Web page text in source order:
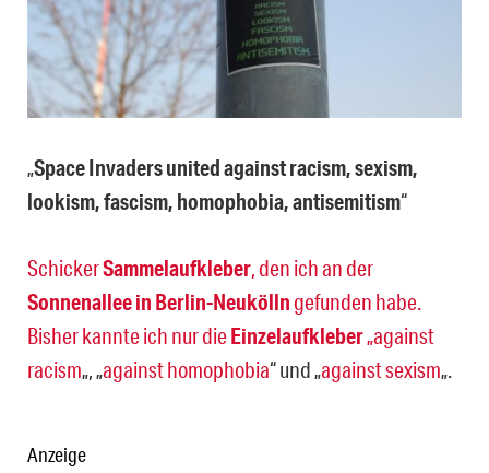
„Space Invaders united against racism, sexism,
lookism, fascism, homophobia, antisemitism“
SchickerSammelaufkleber , den ich an der
Sonnenallee in Berlin-Neuköllngefunden habe.
Bisher kannte ich nur dieEinzelaufkleber„against
racism„, „against homophobia“ und „against sexism„.
Anzeige